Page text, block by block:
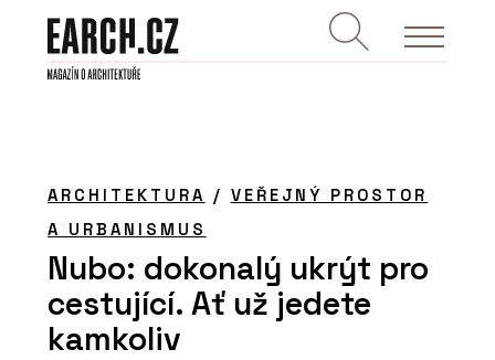
ARCHITEKTURA / VEŘEJNÝ PROSTOR
A URBANISMUS
Nubo: dokonalý ukrýt pro
cestující. Ať už jedete
kamkoliv